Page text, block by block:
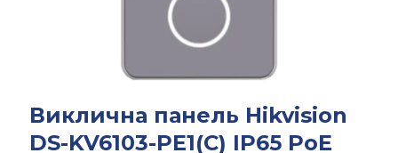
Виклична панель Hikvision
DS-KV6103-PE1(С) IP65 PoE